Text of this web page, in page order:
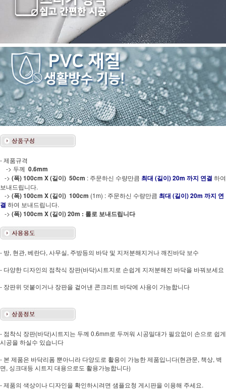
- 제품규격
-> 두께 0.6mm
-> (폭) 100cm X (길이) 50cm : 주문하신 수량만큼 최대 (길이) 20m 까지 연결 하여
보내드립니다.
-> (폭) 100cm X (길이) 100cm (1m) : 주문하신 수량만큼 최대 (길이) 20m 까지 연
결 하여 보내드립니다.
-> (폭) 100cm X (길이) 20m : 롤로 보내드립니다
- 방, 현관, 베란다, 사무실, 주방등의 바닥 및 지저분해지거나 깨진바닥 보수
- 다양한 디자인의 점착식 장판(바닥)시트지로 손쉽게 지저분해진 바닥을 바꿔보세요
- 장판위 덧붙이거나 장판을 겉어낸 콘크리트 바닥에 사용이 가능합니다
- 점착식 장판(바닥)시트지는 두께 0.6mm로 두꺼워 시공밀대가 필요없이 손으로 쉽게
시공을 하실수 있습니다
- 본 제품은 바닥리폼 뿐아니라 다양도로 활용이 가능한 제품입니다(현관문, 책상, 벽
면, 싱크대등 시트지 대용으로도 활용가능합니다)
- 제품의 색상이나 디자인을 확인하시려면 샘플요청 게시판을 이용해 주세요.